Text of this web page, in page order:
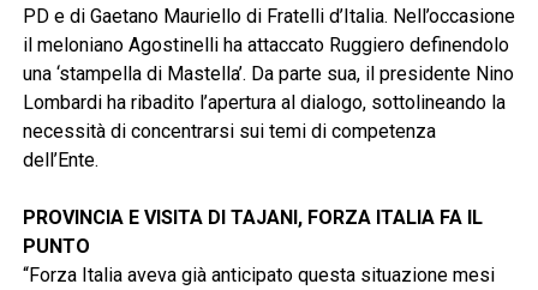
PD e di Gaetano Mauriello di Fratelli d’Italia. Nell’occasione
il meloniano Agostinelli ha attaccato Ruggiero definendolo
una ‘stampella di Mastella’. Da parte sua, il presidente Nino
Lombardi ha ribadito l’apertura al dialogo, sottolineando la
necessità di concentrarsi sui temi di competenza
dell’Ente.
PROVINCIA E VISITA DI TAJANI, FORZA ITALIA FA IL
PUNTO
“Forza Italia aveva già anticipato questa situazione mesi